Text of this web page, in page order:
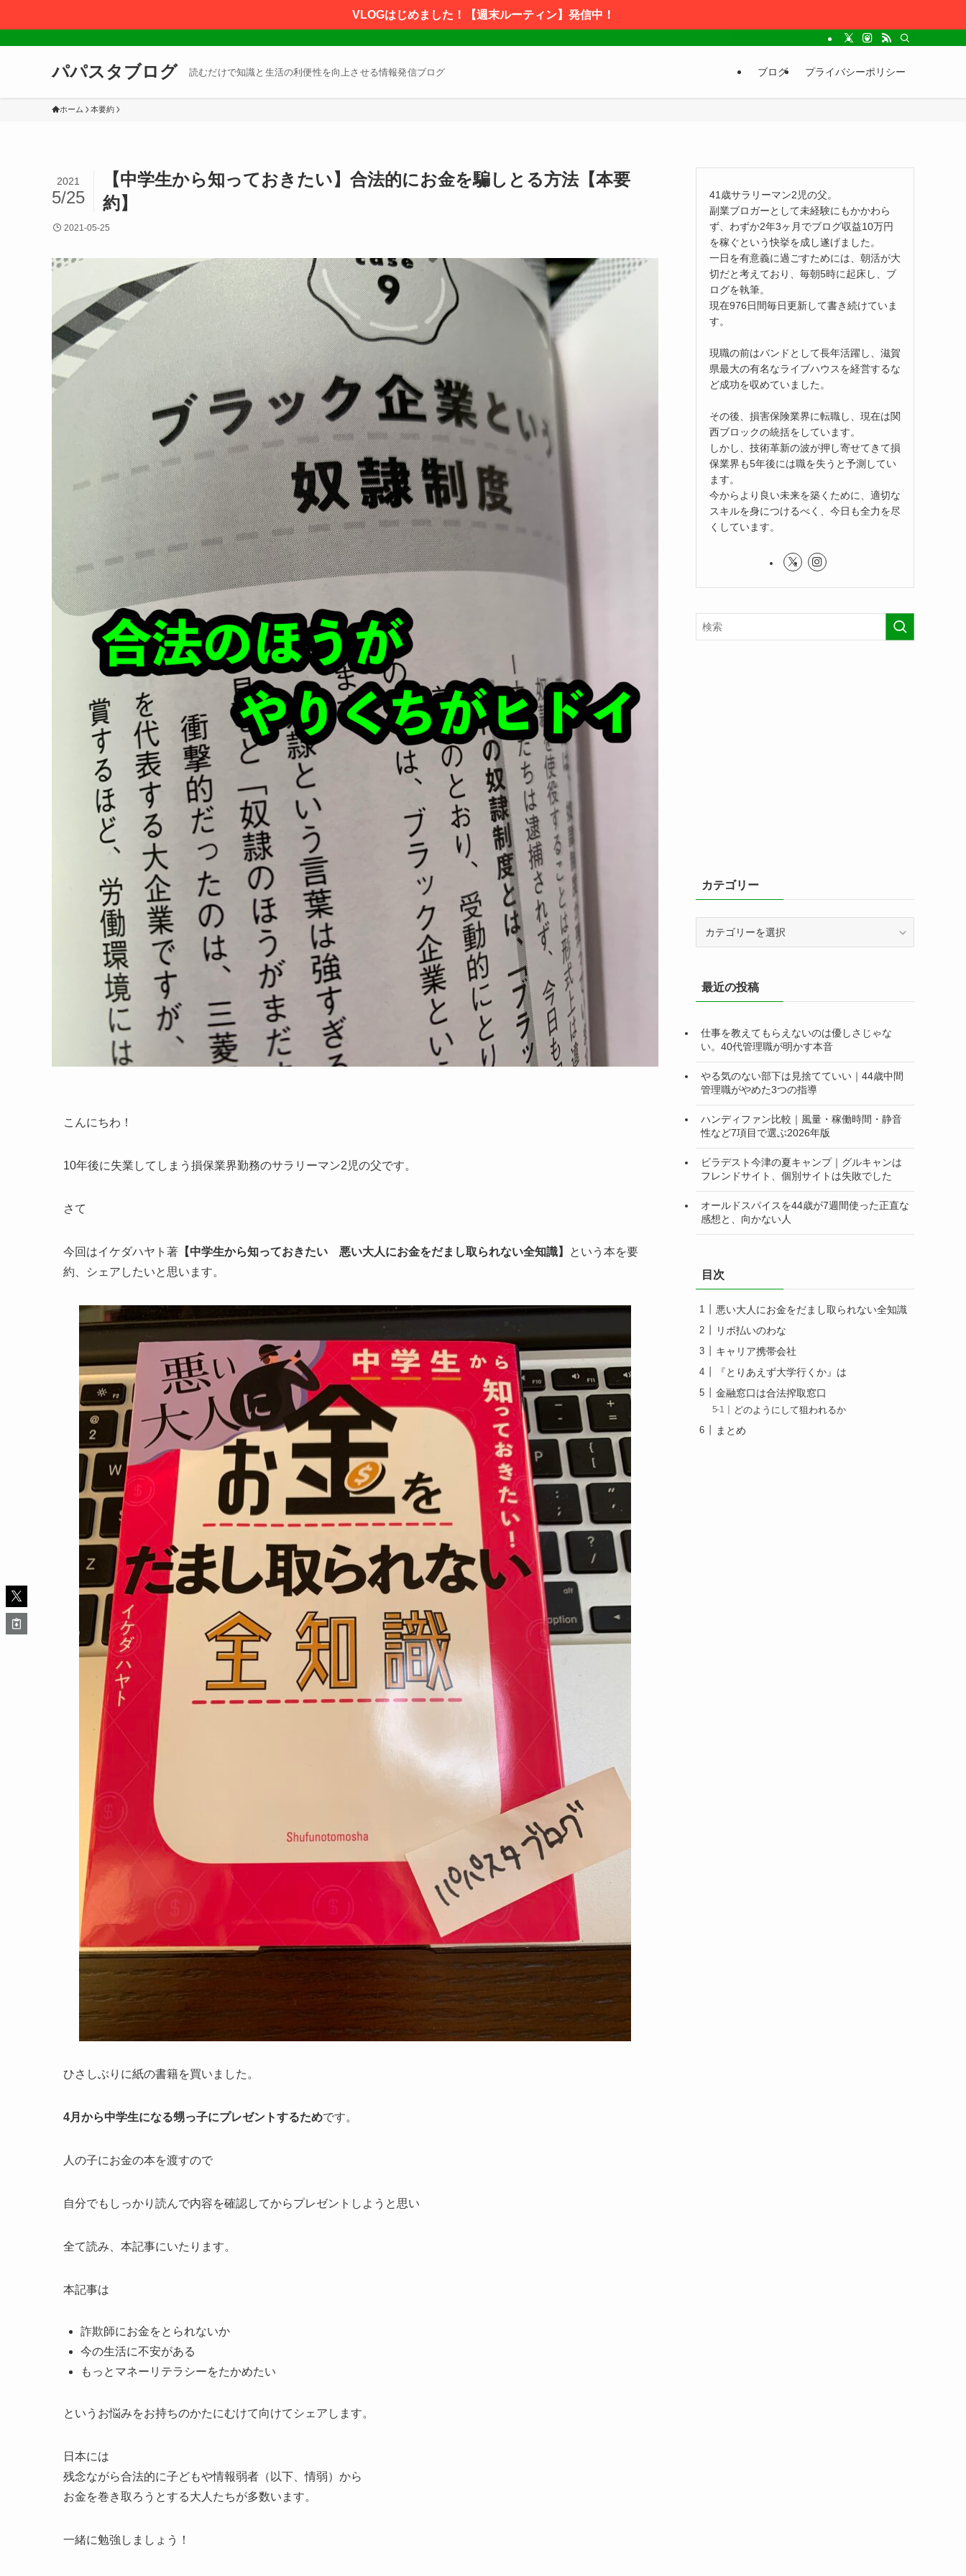
VLOGはじめました！【週末ルーティン】発信中！
パパスタブログ 読むだけで知識と生活の利便性を向上させる情報発信ブログ ブログ プライバシーポリシー
ホーム 本要約
【中学生から知っておきたい】合法的にお金を騙しとる方法【本要
約】
2021
5/25
2021-05-25
こんにちわ！
10年後に失業してしまう損保業界勤務のサラリーマン2児の父です。
さて
今回はイケダハヤト著 【中学生から知っておきたい 悪い大人にお金をだまし取られない全知識】
という本を要
約、シェアしたいと思います。
ひさしぶりに紙の書籍を買いました。
4月から中学生になる甥っ子にプレゼントするためです。
人の子にお金の本を渡すので
自分でもしっかり読んで内容を確認してからプレゼントしようと思い
全て読み、本記事にいたります。
本記事は
詐欺師にお金をとられないか
今の生活に不安がある
もっとマネーリテラシーをたかめたい
というお悩みをお持ちのかたにむけて向けてシェアします。
日本には
残念ながら合法的に子どもや情報弱者（以下、情弱）から
お金を巻き取ろうとする大人たちが多数います。
一緒に勉強しましょう！
41歳サラリーマン2児の父。
副業ブロガーとして未経験にもかかわら
ず、わずか2年3ヶ月でブログ収益10万円
を稼ぐという快挙を成し遂げました。
一日を有意義に過ごすためには、朝活が大
切だと考えており、毎朝5時に起床し、ブ
ログを執筆。
現在976日間毎日更新して書き続けていま
す。
現職の前はバンドとして長年活躍し、滋賀
県最大の有名なライブハウスを経営するな
ど成功を収めていました。
その後、損害保険業界に転職し、現在は関
西ブロックの統括をしています。
しかし、技術革新の波が押し寄せてきて損
保業界も5年後には職を失うと予測してい
ます。
今からより良い未来を築くために、適切な
スキルを身につけるべく、今日も全力を尽
くしています。
カテゴリー
ー最近の投稿
仕事を教えてもらえないのは優しさじゃな
い。40代管理職が明かす本音
やる気のない部下は見捨てていい｜44歳中間
管理職がやめた3つの指導
ハンディファン比較｜風量・稼働時間・静音
性など7項目で選ぶ2026年版
ビラデスト今津の夏キャンプ｜グルキャンは
フレンドサイト、個別サイトは失敗でした
オールドスパイスを44歳が7週間使った正直な
感想と、向かない人
目次
悪い大人にお金をだまし取られない全知識
リボ払いのわな
キャリア携帯会社
『とりあえず大学行くか』は
金融窓口は合法搾取窓口
どのようにして狙われるか
まとめ